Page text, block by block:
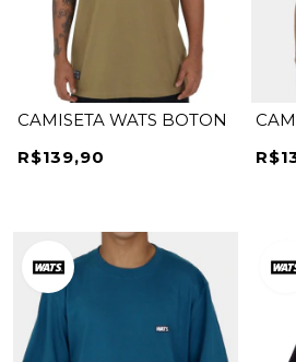
CAMISETA WATS BOTON
R$139,90